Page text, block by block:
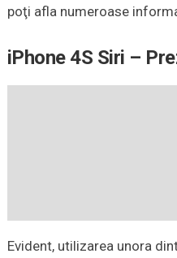
poţi afla numeroase
iPhone 4S Siri –
Evident, utilizarea unora